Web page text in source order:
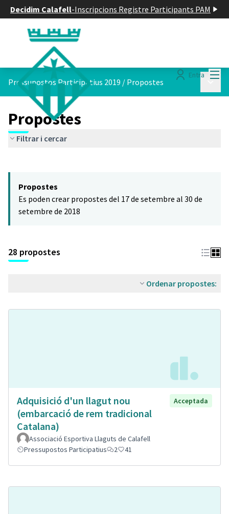
Decidim Calafell-Inscripcions Registre Participants PAM
Entra
Pressupostos Participatius 2019 / Propostes
Propostes
Filtrar i cercar
−
Propostes
Es poden crear propostes del 17 de setembre al 30 de
setembre de 2018
28 propostes
Ordenar propostes:
Adquisició d'un llagut nou
(embarcació de rem tradicional
Catalana)
Acceptada
Associació Esportiva Llaguts de Calafell
Pressupostos Participatius
2 41